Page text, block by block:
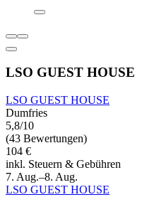
LSO GUEST HOUSE
LSO GUEST HOUSE
Dumfries
5,8/10
(43 Bewertungen)
104 €
inkl. Steuern & Gebühren
7. Aug.–8. Aug.
LSO GUEST HOUSE